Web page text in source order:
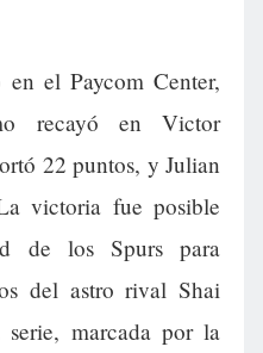
el Paycom Center,
recayó en Victor
22 puntos, y Julian
victoria fue posible
de los Spurs para
del astro rival Shai
serie, marcada por la